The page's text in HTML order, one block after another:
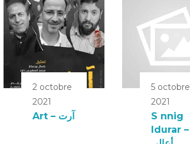
2 octobre
2021
Art – آرت
5 octobre
2021
S nnig
Idurar –